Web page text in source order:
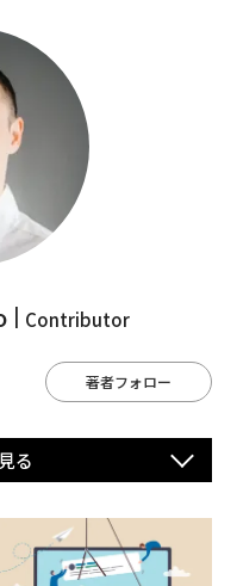
Contributor
著者フォロー
る